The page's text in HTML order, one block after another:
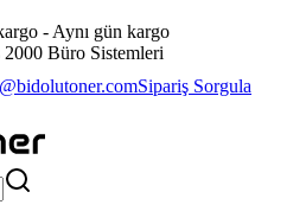
- Aynı gün kargo
Büro Sistemleri
Sipariş Sorgula